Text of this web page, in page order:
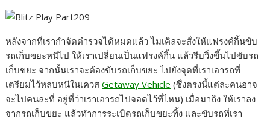
หลังจากที่เรากำจัดตำรวจได้หมดแล้ว ไมเคิลจะสั่งให้แฟรงค์กิ้นขับ
รถเก็บขยะหนีไป ให้เราเปลี่ยนเป็นแฟรงค์กิ้น แล้วรีบวิ่งขึ้นไปขับรถ
เก็บขยะ จากนั้นเราจะต้องขับรถเก็บขยะ ไปยังจุดที่เราเอารถที่
เตรียมไว้หลบหนีในเควสGetaway Vehicle (ซึ่งตรงนี้แต่ละคนอาจ
จะไปคนละที่ อยู่ที่ว่าเราเอารถไปจอดไว้ที่ไหน) เมื่อมาถึง ให้เราลง
จากรถเก็บขยะ แล้วทำการระเบิดรถเก็บขยะทิ้ง และขับรถที่เรา